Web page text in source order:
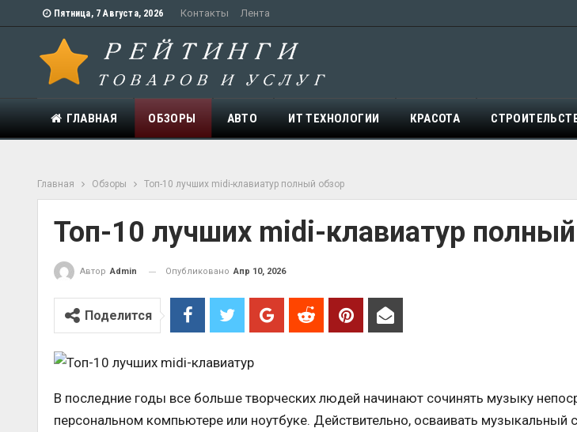
Пятница, 7 Августа, 2026 Контакты Лента
ГЛАВНАЯ ОБЗОРЫ АВТО ИТ ТЕХНОЛОГИИ КРАСОТА
Главная Обзоры Топ-10 лучших midi-клавиатур полный обзор
Топ-10 лучших midi-клавиатур
Автор Admin Опубликовано Апр 10, 2026
Поделится
В последние годы все больше творческих людей начинают сочинять музыку
персональном компьютере или ноутбуке. Действительно, осваивать музыкальный